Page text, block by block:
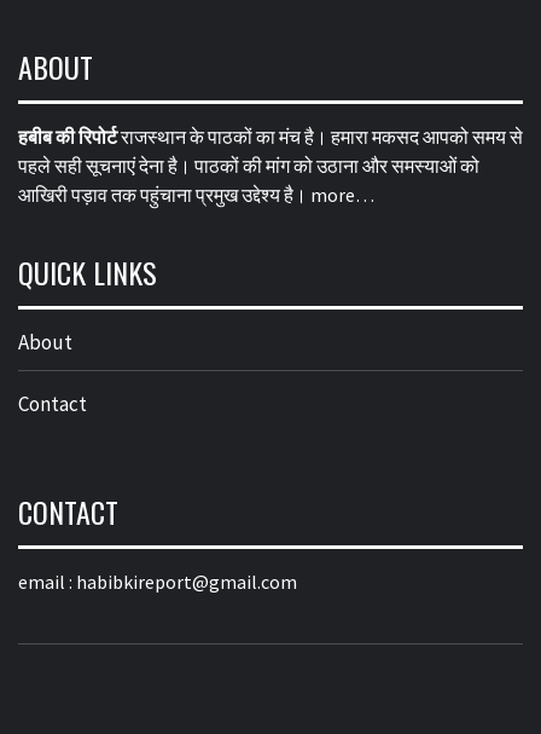
ABOUT
हबीब की रिपोर्टराजस्थान के पाठकों का मंच है। हमारा मकसद आपको समय से
पहले सही सूचनाएं देना है। पाठकों की मांग को उठाना और समस्याओं को
आखिरी पड़ाव तक पहुंचाना प्रमुख उद्देश्य है। more…
QUICK LINKS
About
Contact
CONTACT
email : habibkireport@gmail.com